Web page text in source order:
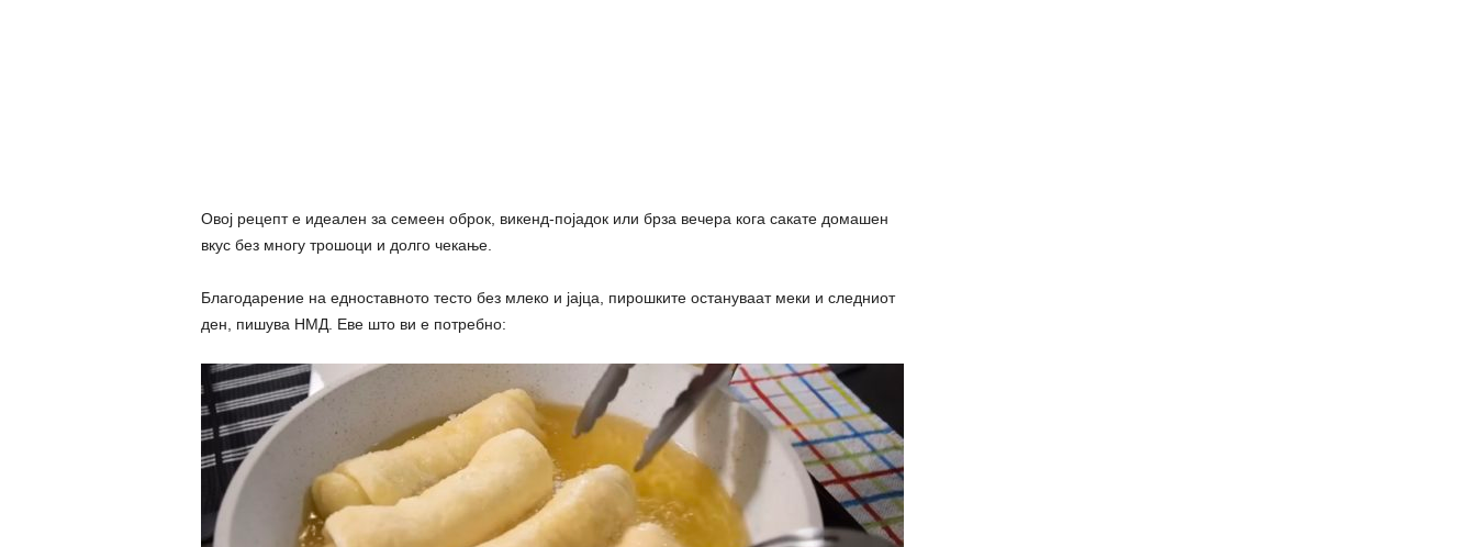
Овој рецепт е идеален за семеен оброк, викенд-појадок или брза вечера кога сакате домашен
вкус без многу трошоци и долго чекање.
Благодарение на едноставното тесто без млеко и јајца, пирошките остануваат меки и следниот
ден, пишува НМД. Еве што ви е потребно: